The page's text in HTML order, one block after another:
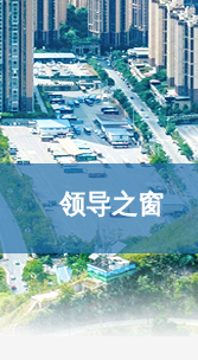
领导之窗